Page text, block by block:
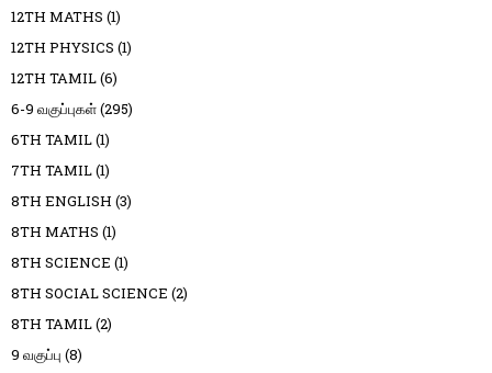
12TH MATHS (1)
12TH PHYSICS (1)
12TH TAMIL(6)
6-9 வகுப்புகள்(295)
6TH TAMIL(1)
7TH TAMIL(1)
8TH ENGLISH (3)
8TH MATHS (1)
8TH SCIENCE (1)
8TH SOCIAL SCIENCE (2)
8TH TAMIL(2)
9 வகுப்பு (8)